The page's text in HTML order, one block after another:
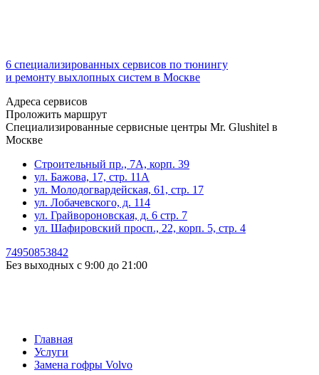
6 специализированных сервисов по тюнингу
и ремонту выхлопных систем в Москве
Адреса сервисов
Проложить маршрут
Специализированные сервисные центры Mr. Glushitel в
Москве
Строительный пр., 7А, корп. 39
ул. Бажова, 17, стр. 11А
ул. Молодогвардейская, 61, стр. 17
ул. Лобачевского, д. 114
ул. Грайвороновская, д. 6 стр. 7
ул. Шафировский просп., 22, корп. 5, стр. 4
74950853842
Без выходных с 9:00 до 21:00
Главная
Услуги
Замена гофры Volvo